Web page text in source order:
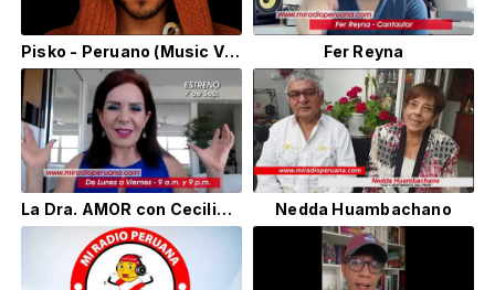
Pisko - Peruano (Music Video Oficial) MRP Fer Reyna
La Dra. AMOR con Cecilia Alegría Nedda Huambachano